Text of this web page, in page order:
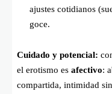
ajustes cotidianos
goce.
Cuidado y potencial:
el erotismo es afectivo:
compartida, intimidad